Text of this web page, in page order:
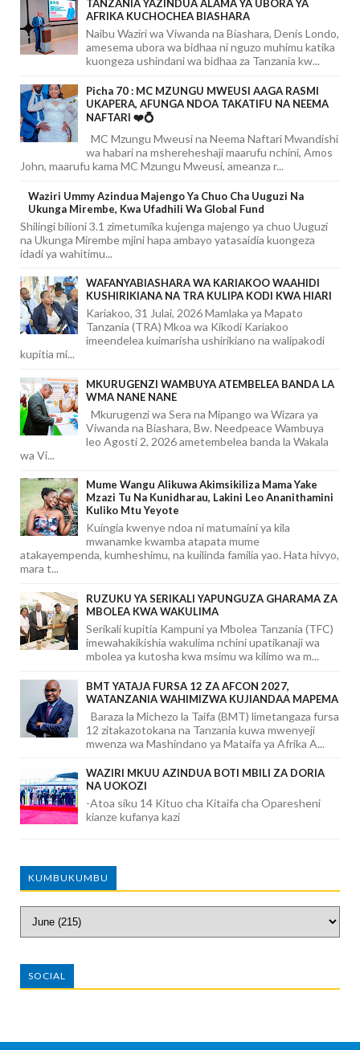
TANZANIA YAZINDUA ALAMA YA UBORA YA
AFRIKA KUCHOCHEA BIASHARA
Naibu Waziri wa Viwanda na Biashara, Denis Londo,
amesema ubora wa bidhaa ni nguzo muhimu katika
kuongeza ushindani wa bidhaa za Tanzania kw...
Picha 70 : MC MZUNGU MWEUSI AAGA RASMI
UKAPERA, AFUNGA NDOA TAKATIFU NA NEEMA
NAFTARI ❤️💍
MC Mzungu Mweusi na Neema Naftari Mwandishi
wa habari na mshereheshaji maarufu nchini, Amos
John, maarufu kama MC Mzungu Mweusi, ameanza r...
Waziri Ummy Azindua Majengo Ya Chuo Cha Uuguzi Na
Ukunga Mirembe, Kwa Ufadhili Wa Global Fund
Shilingi bilioni 3.1 zimetumika kujenga majengo ya chuo Uuguzi
na Ukunga Mirembe mjini hapa ambayo yatasaidia kuongeza
idadi ya wahitimu...
WAFANYABIASHARA WA KARIAKOO WAAHIDI
KUSHIRIKIANA NA TRA KULIPA KODI KWA HIARI
Kariakoo, 31 Julai, 2026 Mamlaka ya Mapato
Tanzania (TRA) Mkoa wa Kikodi Kariakoo
imeendelea kuimarisha ushirikiano na walipakodi
kupitia mi...
MKURUGENZI WAMBUYA ATEMBELEA BANDA LA
WMA NANE NANE
Mkurugenzi wa Sera na Mipango wa Wizara ya
Viwanda na Biashara, Bw. Needpeace Wambuya
leo Agosti 2, 2026 ametembelea banda la Wakala
wa Vi...
Mume Wangu Alikuwa Akimsikiliza Mama Yake
Mzazi Tu Na Kunidharau, Lakini Leo Ananithamini
Kuliko Mtu Yeyote
Kuingia kwenye ndoa ni matumaini ya kila
mwanamke kwamba atapata mume
atakayempenda, kumheshimu, na kuilinda familia yao. Hata hivyo,
mara t...
RUZUKU YA SERIKALI YAPUNGUZA GHARAMA ZA
MBOLEA KWA WAKULIMA
Serikali kupitia Kampuni ya Mbolea Tanzania (TFC)
imewahakikishia wakulima nchini upatikanaji wa
mbolea ya kutosha kwa msimu wa kilimo wa m...
BMT YATAJA FURSA 12 ZA AFCON 2027,
WATANZANIA WAHIMIZWA KUJIANDAA MAPEMA
Baraza la Michezo la Taifa (BMT) limetangaza fursa
12 zitakazotokana na Tanzania kuwa mwenyeji
mwenza wa Mashindano ya Mataifa ya Afrika A...
WAZIRI MKUU AZINDUA BOTI MBILI ZA DORIA
NA UOKOZI
-Atoa siku 14 Kituo cha Kitaifa cha Oparesheni
kianze kufanya kazi
KUMBUKUMBU
SOCIAL